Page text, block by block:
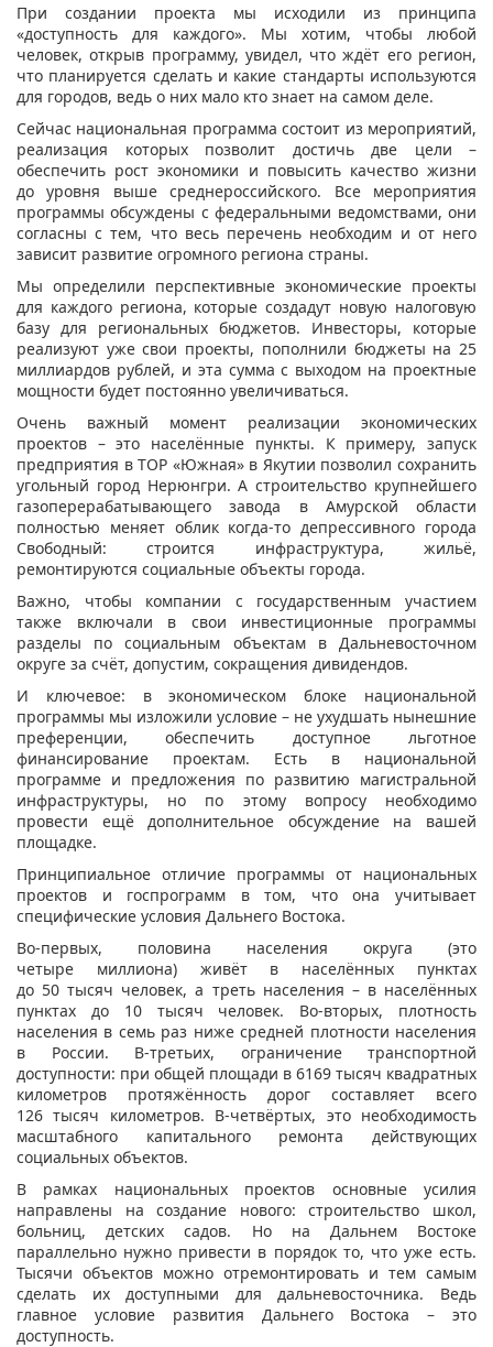
При создании проекта мы исходили из принципа
«доступность для каждого». Мы хотим, чтобы любой
человек, открыв программу, увидел, что ждёт его регион,
что планируется сделать и какие стандарты используются
для городов, ведь о них мало кто знает на самом деле.
Сейчас национальная программа состоит из мероприятий,
реализация которых позволит достичь две цели –
обеспечить рост экономики и повысить качество жизни
до уровня выше среднероссийского. Все мероприятия
программы обсуждены с федеральными ведомствами, они
согласны с тем, что весь перечень необходим и от него
зависит развитие огромного региона страны.
Мы определили перспективные экономические проекты
для каждого региона, которые создадут новую налоговую
базу для региональных бюджетов. Инвесторы, которые
реализуют уже свои проекты, пополнили бюджеты на 25
миллиардов рублей, и эта сумма с выходом на проектные
мощности будет постоянно увеличиваться.
Очень важный момент реализации экономических
проектов – это населённые пункты. К примеру, запуск
предприятия в ТОР «Южная» в Якутии позволил сохранить
угольный город Нерюнгри. А строительство крупнейшего
газоперерабатывающего завода в Амурской области
полностью меняет облик когда-то депрессивного города
Свободный: строится инфраструктура, жильё,
ремонтируются социальные объекты города.
Важно, чтобы компании с государственным участием
также включали в свои инвестиционные программы
разделы по социальным объектам в Дальневосточном
округе за счёт, допустим, сокращения дивидендов.
И ключевое: в экономическом блоке национальной
программы мы изложили условие – не ухудшать нынешние
преференции, обеспечить доступное льготное
финансирование проектам. Есть в национальной
программе и предложения по развитию магистральной
инфраструктуры, но по этому вопросу необходимо
провести ещё дополнительное обсуждение на вашей
площадке.
Принципиальное отличие программы от национальных
проектов и госпрограмм в том, что она учитывает
специфические условия Дальнего Востока.
Во-первых, половина населения округа (это
четыре миллиона) живёт в населённых пунктах
до 50 тысяч человек, а треть населения – в населённых
пунктах до 10 тысяч человек. Во-вторых, плотность
населения в семь раз ниже средней плотности населения
в России. В-третьих, ограничение транспортной
доступности: при общей площади в 6169 тысяч квадратных
километров протяжённость дорог составляет всего
126 тысяч километров. В-четвёртых, это необходимость
масштабного капитального ремонта действующих
социальных объектов.
В рамках национальных проектов основные усилия
направлены на создание нового: строительство школ,
больниц, детских садов. Но на Дальнем Востоке
параллельно нужно привести в порядок то, что уже есть.
Тысячи объектов можно отремонтировать и тем самым
сделать их доступными для дальневосточника. Ведь
главное условие развития Дальнего Востока – это
доступность.